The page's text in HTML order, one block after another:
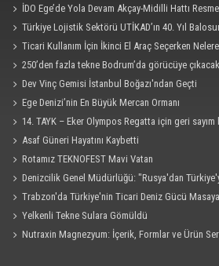
Kendi Kategorisinde Lider
İDO Ege’de Yola Devam Akçay-Midilli Hattı
Türkiye Lojistik Sektörü UTİKAD’ın 40. Yıl
Ticari Kullanım İçin İkinci El Araç Seçerken
250’den fazla tekne Bodrum’da görücüye çıkacak
Dev Vinç Gemisi İstanbul Boğazı'ndan Geçti
Ege Denizi’nin En Büyük Mercan Ormanı
14. TAYK – Eker Olympos Regatta için geri sayım
Asaf Güneri Hayatını Kaybetti
Rotamız TEKNOFEST Mavi Vatan
Denizcilik Genel Müdürlüğü: "Rusya'dan
Saldırısına Uğradı"
Trabzon'da Türkiye'nin Ticari Deniz Gücü Masaya
Yelkenli Tekne Sulara Gömüldü
Nutraxin Magnezyum: İçerik, Formlar ve Ürün